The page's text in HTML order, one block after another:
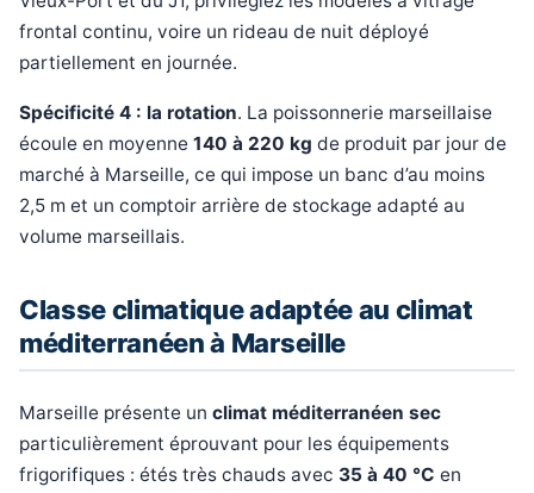
frontal continu, voire un rideau de nuit déployé
partiellement en journée.
Spécificité 4 : la rotation. La poissonnerie marseillaise
écoule en moyenne 140 à 220 kg de produit par jour de
marché à Marseille, ce qui impose un banc d’au moins
2,5 m et un comptoir arrière de stockage adapté au
volume marseillais.
Classe climatique adaptée au climat
méditerranéen à Marseille
Marseille présente un climat méditerranéen sec
particulièrement éprouvant pour les équipements
frigorifiques : étés très chauds avec 35 à 40 °C en